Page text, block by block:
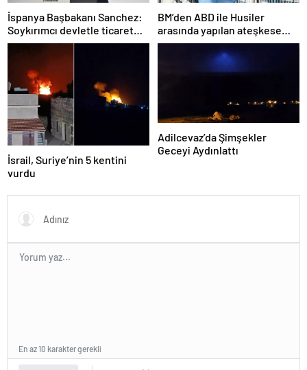
İspanya Başbakanı Sanchez:
Soykırımcı devletle ticaret
yapmayız
BM’den ABD ile Husiler
arasında yapılan ateşkese
ilişkin değerlendirme
İsrail, Suriye’nin 5 kentini
vurdu
Adilcevaz’da Şimşekler
Geceyi Aydınlattı
En az 10 karakter gerekli